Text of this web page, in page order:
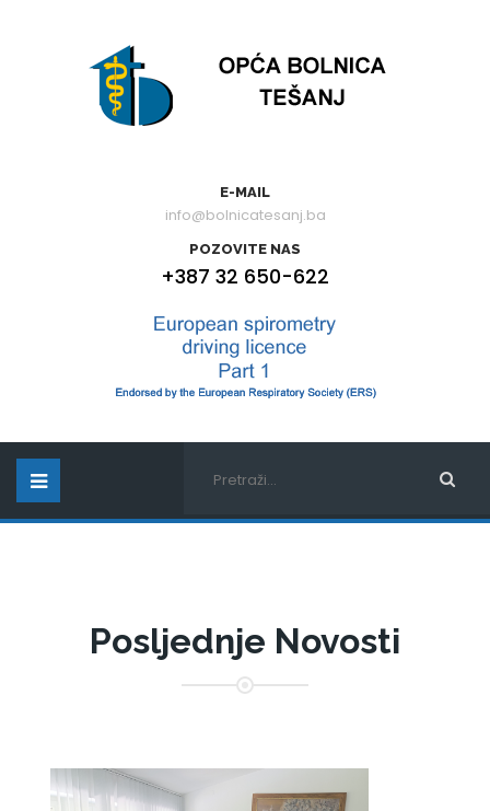
E-MAIL
info@bolnicatesanj.ba
POZOVITE NAS
+387 32 650-622
Posljednje Novosti